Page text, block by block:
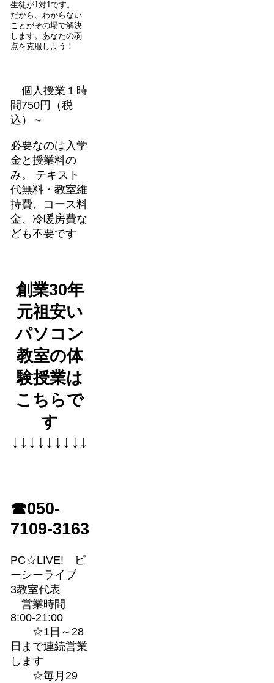
生徒が1対1です。
だから、わからない
ことがその場で解決
します。あなたの弱
点を克服しよう！
個人授業１時
間750円（税
込）～
必要なのは入学
金と授業料の
み。 テキスト
代無料・教室維
持費、コース料
金、冷暖房費な
ども不要です
創業30年
元祖安い
パソコン
教室の体
験授業は
こちらで
す
↓↓↓↓↓↓↓↓↓
☎050-
7109-3163
PC☆LIVE! ピ
ーシーライブ
3教室代表
営業時間
8:00-21:00
☆1日～28
日まで連続営業
します
☆毎月29